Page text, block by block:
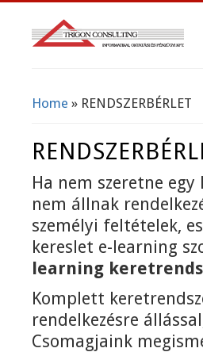
You Are Here
Home » RENDSZERBÉRLET
Ha nem szeretne
nem állnak
személyi feltételek,
kereslet e-learning
learning
Komplett
rendelkezésre
Csomagjaink